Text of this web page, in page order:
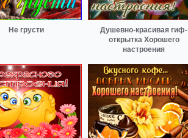
Не грусти
Душевно-красивая гиф-
открытка Хорошего
настроения